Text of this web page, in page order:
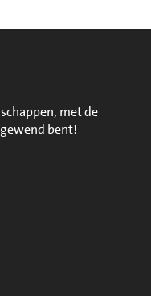
met de
bent!